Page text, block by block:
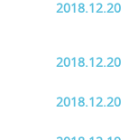
2018.12.20
2018.12.20
2018.12.20